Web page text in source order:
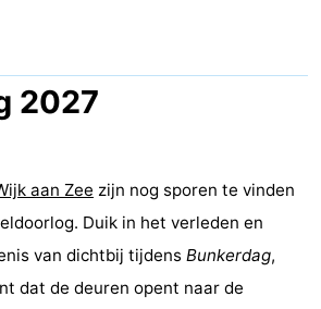
2027
aan Zee zijn nog sporen te vinden
Duik in het verleden en
van dichtbij tijdens Bunkerdag,
dat de deuren opent naar de